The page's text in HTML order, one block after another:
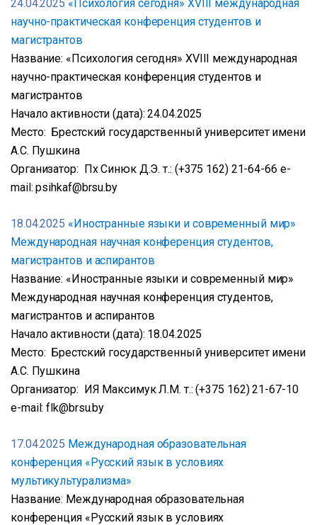
24.04.2025 «Психология сегодня» XVIII международная
научно-практическая конференция студентов и
магистрантов
Название: «Психология сегодня» XVIII международная
научно-практическая конференция студентов и
магистрантов
Начало активности (дата): 24.04.2025
Место: Брестский государственный университет имени
А.С. Пушкина
Организатор: Пх Синюк Д.Э. т.: (+375 162) 21-64-66 e-
mail: psihkaf@brsu.by
18.04.2025 «Иностранные языки и современный мир»
Международная научная конференция студентов,
магистрантов и аспирантов
Название: «Иностранные языки и современный мир»
Международная научная конференция студентов,
магистрантов и аспирантов
Начало активности (дата): 18.04.2025
Место: Брестский государственный университет имени
А.С. Пушкина
Организатор: ИЯ Максимук Л.М. т.: (+375 162) 21-67-10
e-mail: flk@brsu.by
17.04.2025 Международная образовательная
конференция «Русский язык в условиях
мультикультурализма»
Название: Международная образовательная
конференция «Русский язык в условиях